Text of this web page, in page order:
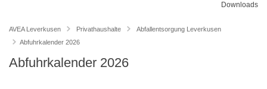
Downloads
AVEA Leverkusen Privathaushalte
Abfallentsorgung Leverkusen
Abfuhrkalender 2026
Abfuhrkalender 2026